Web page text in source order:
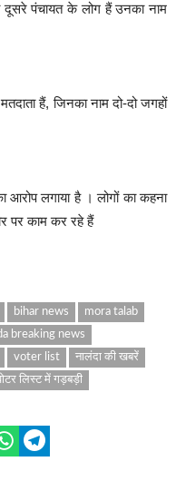
दूसरे पंचायत के लोग हैं उनका नाम
हैं, जिनका नाम दो-दो जगहों
आरोप लगाया है । लोगों का कहना
पर काम कर रहे हैं
bihar news
mora talab
breaking news
voter list
नालंदा की खबरें
लिस्ट में गड़बड़ी